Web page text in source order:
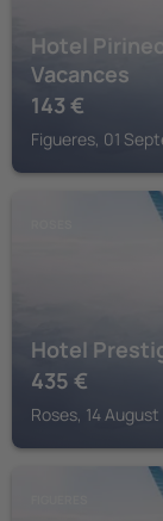
Hotel
Vacances
143 €
Figueres, 01
Hotel
435 €
Roses, 14